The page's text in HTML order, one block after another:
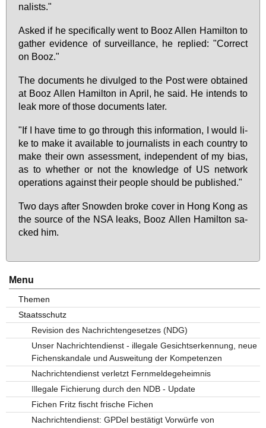
na­lists."
As­ked if he spe­ci­fi­cal­ly went to Booz Al­len Ha­mil­ton to
gather evi­dence of sur­veil­lan­ce, he re­plied: "Cor­rect
on Booz."
The do­cu­ments he di­vul­ged to the Post we­re ob­tai­ned
at Booz Al­len Ha­mil­ton in April, he said. He in­tends to
leak mo­re of tho­se do­cu­ments la­ter.
"If I ha­ve time to go through this in­for­ma­ti­on, I would li­
ke to ma­ke it avail­able to jour­na­lists in each coun­try to
ma­ke their own as­sess­ment, in­de­pen­dent of my bi­as,
as to whe­ther or not the know­ledge of US net­work
ope­ra­ti­ons against their peop­le should be pu­blis­hed."
Two days af­ter Snow­den bro­ke co­ver in Hong Kong as
the sour­ce of the NSA leaks, Booz Al­len Ha­mil­ton sa­
cked him.
Menu
Themen
Staatsschutz
Revision des Nachrichtengesetzes (NDG)
Unser Nachrichtendienst - illegale Gesichtserkennung, neue
Fichenskandale und Ausweitung der Kompetenzen
Nachrichtendienst verletzt Fernmeldegeheimnis
Illegale Fichierung durch den NDB - Update
Fichen Fritz fischt frische Fichen
Nachrichtendienst: GPDel bestätigt Vorwürfe von